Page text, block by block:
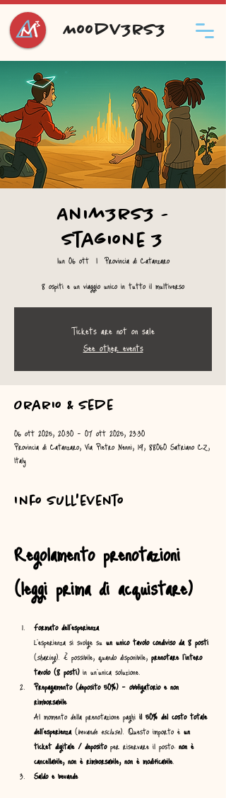
Moodv3rs3
Anim3rs3 -
Stagione 3
lun 06 ott
  |
Provincia di Catanzaro
8 ospiti e un viaggio unico in tutto il multiverso
Tickets are not on sale
See other events
Orario & Sede
06 ott 2025, 20:30 – 07 ott 2025, 23:30
Provincia di Catanzaro, Via Pietro Nenni, 19, 88060 Satriano CZ,
Italy
Info sull'evento
Regolamento prenotazioni
(leggi prima di acquistare)
Formato dell’esperienza
L’esperienza si svolge su un unico tavolo condiviso da 8 posti
(sharing). È possibile, quando disponibile, prenotare l’intero
tavolo (8 posti) in un’unica soluzione.
Prepagamento (deposito 50%) – obbligatorio e non
rimborsabile
Al momento della prenotazione paghi il 50% del costo totale
dell’esperienza (bevande escluse). Questo importo è un
ticket digitale / deposito per riservare il posto: non è
cancellabile, non è rimborsabile, non è modificabile.
Saldo e bevande